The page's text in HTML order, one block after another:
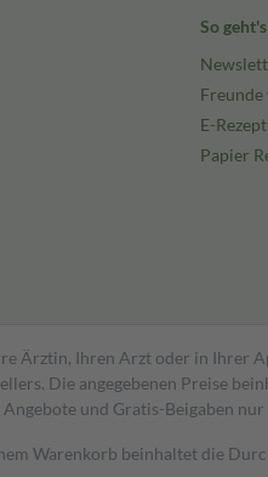
So geht's
Freunde
E-
Papier
Ärztin, Ihren Arzt oder in
Die angegebenen Preise
und Gratis-Beigaben
Warenkorb beinhaltet die